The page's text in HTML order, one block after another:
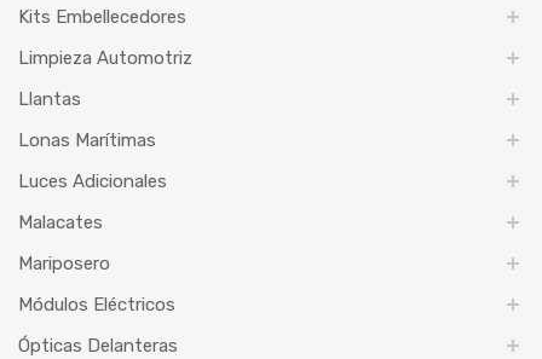
Kits Embellecedores
Limpieza Automotriz
Llantas
Lonas Marítimas
Luces Adicionales
Malacates
Mariposero
Módulos Eléctricos
Ópticas Delanteras